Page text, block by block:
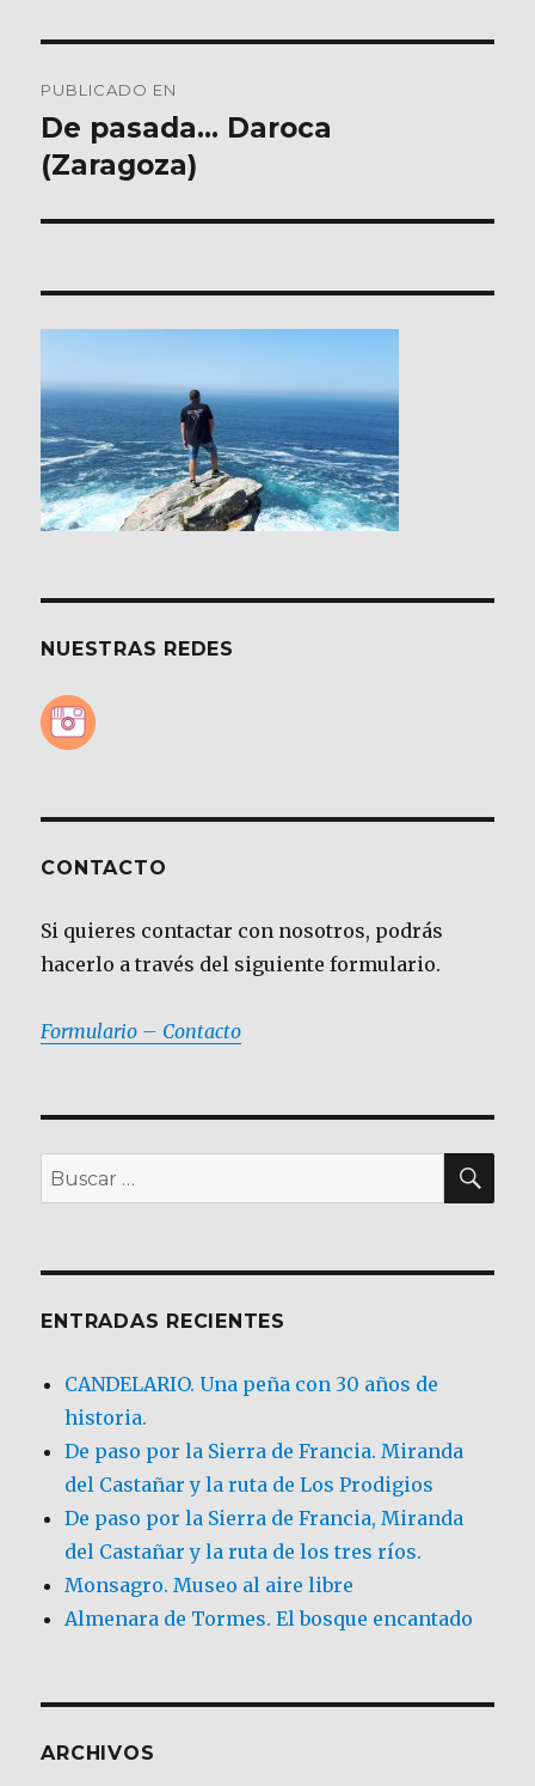
de
entradas
PUBLICADO EN
De pasada… Daroca
(Zaragoza)
NUESTRAS REDES
CONTACTO
Si quieres contactar con nosotros, podrás
hacerlo a través del siguiente formulario.
Formulario – Contacto
Buscar
por:
ENTRADAS RECIENTES
CANDELARIO. Una peña con 30 años de
historia.
De paso por la Sierra de Francia. Miranda
del Castañar y la ruta de Los Prodigios
De paso por la Sierra de Francia, Miranda
del Castañar y la ruta de los tres ríos.
Monsagro. Museo al aire libre
Almenara de Tormes. El bosque encantado
ARCHIVOS